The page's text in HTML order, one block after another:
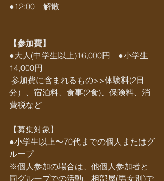
●12:00　解散
【参加費】
●大人(中学生以上)16,000円　●小学生
14,000円
分）、宿泊料、食事(2食)、保険料、消
費税など
【募集対象】
●小学生以上〜70代までの個人またはグ
ループ
※個人参加の場合は、他個人参加者と
同グループでの活動、相部屋(男女別)で